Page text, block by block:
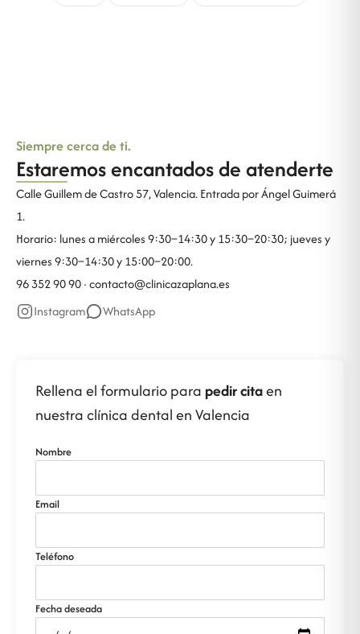
Siempre cerca de ti.
Estaremos encantados de atenderte
Calle Guillem de Castro 57, Valencia. Entrada por Ángel Guimerá
1.
Horario: lunes a miércoles 9:30–14:30 y 15:30–20:30; jueves y
viernes 9:30–14:30 y 15:00–20:00.
96 352 90 90 ·contacto@clinicazaplana.es
Instagram
WhatsApp
Rellena el formulario para pedir citaen
nuestra clínica dental en Valencia
Nombre
Email
Teléfono
Fecha deseada